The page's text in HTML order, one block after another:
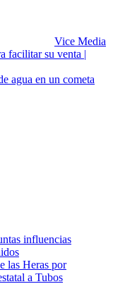
Vice Media
facilitar su venta |
agua en un cometa
influencias
las Heras por
a Tubos